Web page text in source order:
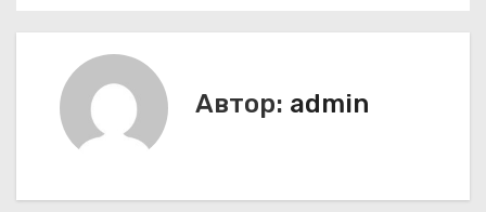
ц
Автор: admin